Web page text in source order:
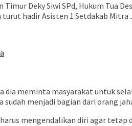
Deky Siwi SPd, Hukum Tua
hadir Asisten 1 Setdakab Mitra
dia meminta masyarakat untuk
menjadi bagian dari orang
mengendalikan diri agar tetap